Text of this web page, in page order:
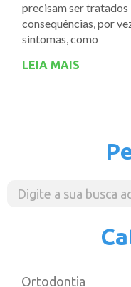
precisam ser
consequências, por
sintomas, como
LEIA MAIS
Ortodontia